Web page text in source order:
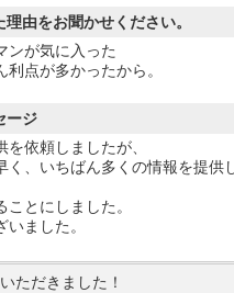
由をお聞かせください。
ンが気に入った
点が多かったから。
ージ
依頼しましたが、
く、いちばん多くの情報を提供
とにしました。
ました。
ただきました！